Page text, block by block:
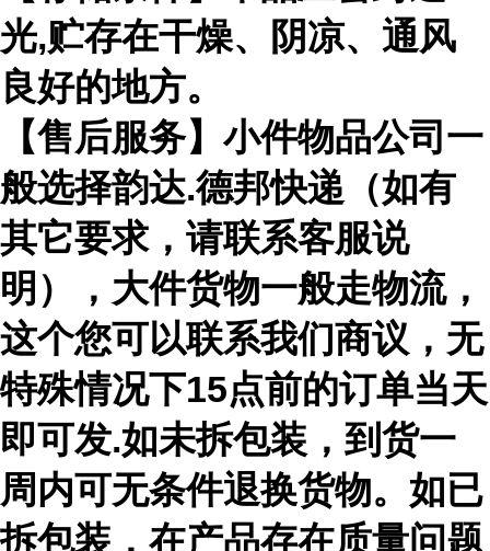
光,贮存在干燥、阴凉、通风
良好的地方。
【售后服务】小件物品公司一
般选择韵达.德邦快递（如有
其它要求，请联系客服说
明），大件货物一般走物流，
这个您可以联系我们商议，无
特殊情况下15点前的订单当天
即可发.如未拆包装，到货一
周内可无条件退换货物。如已
拆包装，在产品存在质量问题